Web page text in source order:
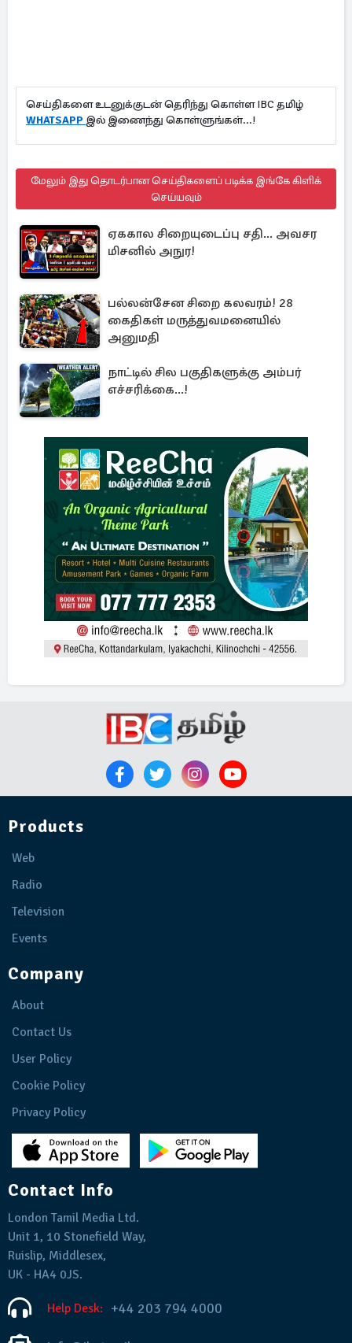
செய்திகளை உடனுக்குடன் தெரிந்து கொள்ள IBC தமிழ்
WHATSAPP இல் இணைந்து கொள்ளுங்கள்...!
மேலும் இது தொடர்பான செய்திகளைப் படிக்க இங்கே கிளிக்
செய்யவும்
ஏககால சிறையுடைப்பு சதி... அவசர
மிசனில் அநுர!
பல்லன்சேன சிறை கலவரம்! 28
கைதிகள் மருத்துவமனையில்
அனுமதி
நாட்டில் சில பகுதிகளுக்கு அம்பர்
எச்சரிக்கை...!
Products
Web
Radio
Television
Events
Company
About
Contact Us
User Policy
Cookie Policy
Privacy Policy
Contact Info
London Tamil Media Ltd.
Unit 1, 10 Stonefield Way,
Ruislip, Middlesex,
UK - HA4 0JS.
Help Desk: +44 203 794 4000